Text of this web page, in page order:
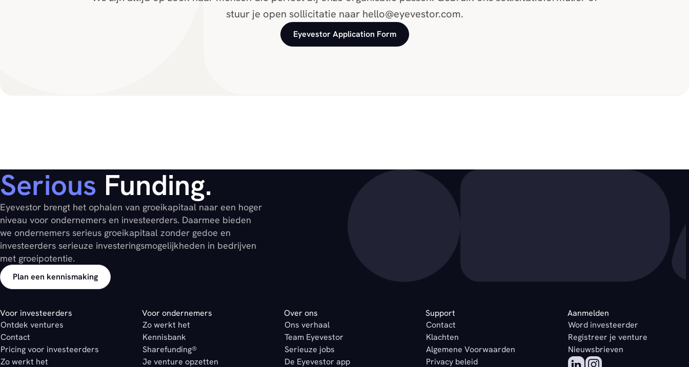
stuur je open sollicitatie naar hello@eyevestor.com.
Eyevestor Application Form
Serious Funding.
Eyevestor brengt het ophalen van groeikapitaal naar een hoger
niveau voor ondernemers en investeerders. Daarmee bieden
we ondernemers serieus groeikapitaal zonder gedoe en
investeerders serieuze investeringsmogelijkheden in bedrijven
met groeipotentie.
Plan een kennismaking
Voor investeerders
Ontdek ventures
Contact
Pricing voor investeerders
Zo werkt het
Voor ondernemers
Zo werkt het
Kennisbank
Sharefunding®
Je venture opzetten
Over ons
Ons verhaal
Team Eyevestor
Serieuze jobs
De Eyevestor app
Support
Contact
Klachten
Algemene Voorwaarden
Privacy beleid
Aanmelden
Word investeerder
Registreer je venture
Nieuwsbrieven